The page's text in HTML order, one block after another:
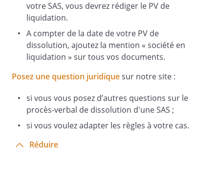
votre SAS, vous devrez rédiger le PV de
liquidation.
A compter de la date de votre PV de
dissolution, ajoutez la mention « société en
liquidation » sur tous vos documents.
Posez une question juridiquesur notre site :
si vous vous posez d’autres questions sur le
procès-verbal de dissolution d'une SAS ;
si vous voulez adapter les règles à votre cas.
Réduire